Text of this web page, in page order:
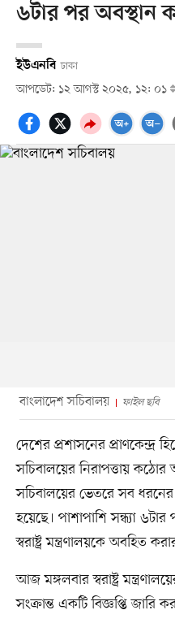
৬টার পর অবস্থান
ইউএনবি ঢাকা
আপডেট: ১২ আগস্ট ২০২৫, ১২: ০১
বাংলাদেশ সচিবালয় ফাইল ছবি
দেশের প্রশাসনের প্রাণকেন্দ্র
সচিবালয়ের নিরাপত্তায় কঠোর
সচিবালয়ের ভেতরে সব
হয়েছে। পাশাপাশি সন্ধ্যা
স্বরাষ্ট্র মন্ত্রণালয়কে অবহিত
আজ মঙ্গলবার স্বরাষ্ট্র
সংক্রান্ত একটি বিজ্ঞপ্তি জারি